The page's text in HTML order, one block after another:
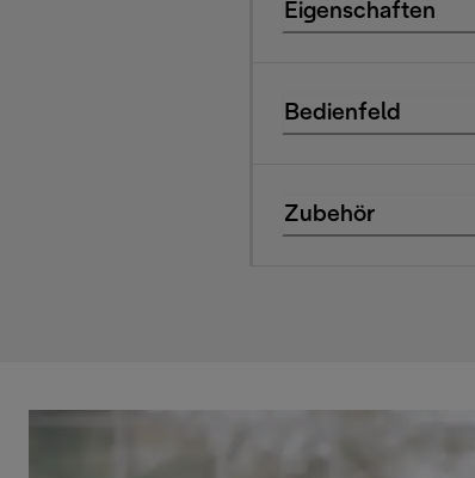
Eigenschaften
Bedienfeld
Zubehör